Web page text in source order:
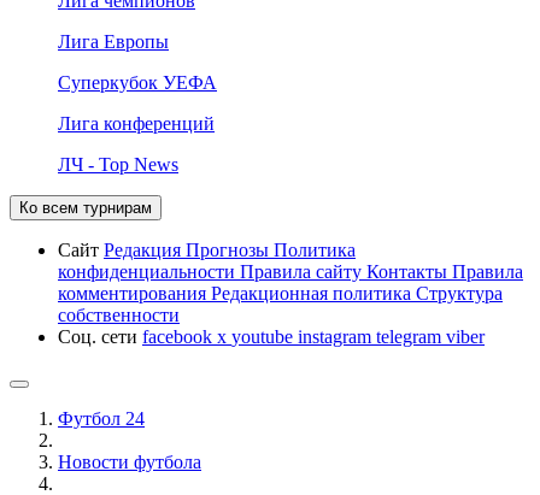
Лига Европы
Суперкубок УЕФА
Лига конференций
ЛЧ - Top News
Ко всем турнирам
Сайт Редакция Прогнозы Политика
конфиденциальности Правила сайту Контакты Правила
комментирования Редакционная политика Структура
собственности
Соц. сети facebook x youtube instagram telegram viber
Футбол 24
Новости футбола